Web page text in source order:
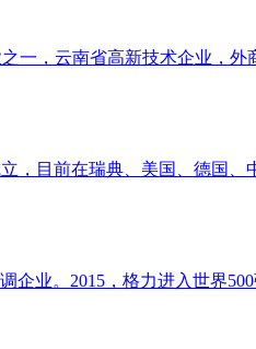
一，云南省高新技术企业，
，目前在瑞典、美国、德国、
企业。2015，格力进入世界